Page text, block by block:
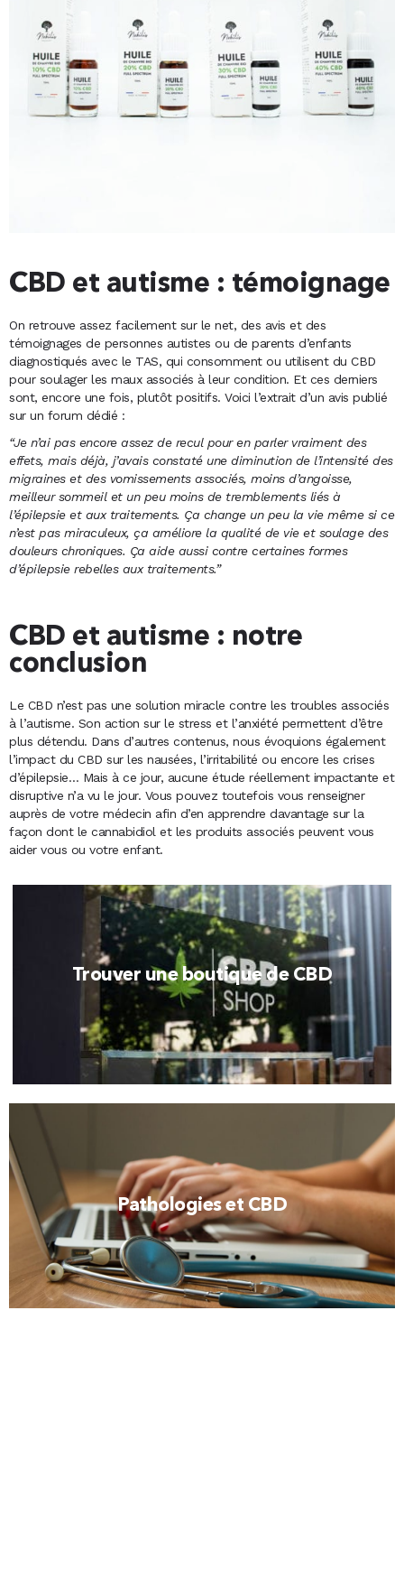
CBD et autisme : témoignage
On retrouve assez facilement sur le net, des avis et des
témoignages de personnes autistes ou de parents d’enfants
diagnostiqués avec le TAS, qui consomment ou utilisent du CBD
pour soulager les maux associés à leur condition. Et ces derniers
sont, encore une fois, plutôt positifs. Voici l’extrait d’un avis publié
sur un forum dédié :
“Je n’ai pas encore assez de recul pour en parler vraiment des
effets, mais déjà, j’avais constaté une diminution de l’intensité des
migraines et des vomissements associés, moins d’angoisse,
meilleur sommeil et un peu moins de tremblements liés à
l’épilepsie et aux traitements. Ça change un peu la vie même si ce
n’est pas miraculeux, ça améliore la qualité de vie et soulage des
douleurs chroniques. Ça aide aussi contre certaines formes
d’épilepsie rebelles aux traitements.”
CBD et autisme : notre
conclusion
Le CBD n’est pas une solution miracle contre les troubles associés
à l’autisme. Son action sur le stress et l’anxiété permettent d’être
plus détendu. Dans d’autres contenus, nous évoquions également
l’impact du CBD sur les nausées, l’irritabilité ou encore les crises
d’épilepsie… Mais à ce jour, aucune étude réellement impactante et
disruptive n’a vu le jour. Vous pouvez toutefois vous renseigner
auprès de votre médecin afin d’en apprendre davantage sur la
façon dont le cannabidiol et les produits associés peuvent vous
aider vous ou votre enfant.
Trouver une boutique de CBD
Pathologies et CBD